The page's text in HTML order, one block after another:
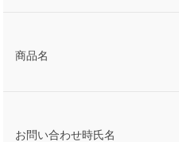
商品名
お問い合わせ時氏名